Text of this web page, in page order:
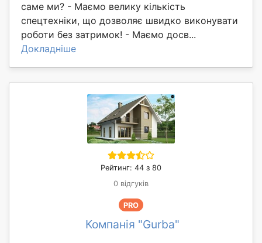
саме ми? - Маємо велику кількість
спецтехніки, що дозволяє швидко виконувати
роботи без затримок! - Маємо досв...
Докладніше
Рейтинг: 44 з 80
0 відгуків
PRO
Компанія "Gurba"